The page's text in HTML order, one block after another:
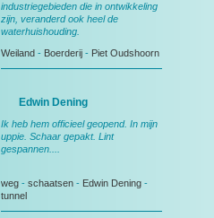
industriegebieden die in ontwikkeling
zijn, veranderd ook heel de
waterhuishouding.
Weiland - Boerderij - Piet Oudshoorn
Edwin Dening
Ik heb hem officieel geopend. In mijn
uppie. Schaar gepakt. Lint
gespannen....
weg - schaatsen - Edwin Dening -
tunnel